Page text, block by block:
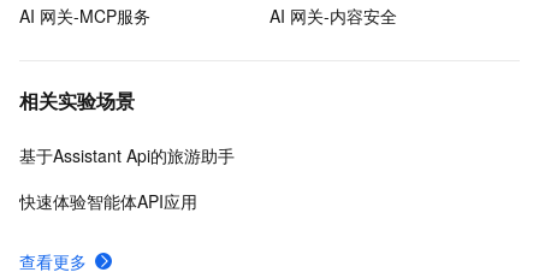
AI 网关-MCP服务
AI 网关-内容安全
相关实验场景
基于Assistant Api的旅游助手
快速体验智能体API应用
查看更多